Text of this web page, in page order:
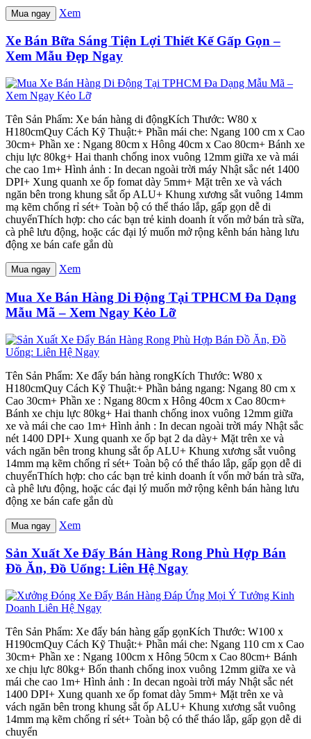
Mua ngay Xem
Xe Bán Bữa Sáng Tiện Lợi Thiết Kế Gấp Gọn –
Xem Mẫu Đẹp Ngay
Tên Sản Phẩm: Xe bán hàng di độngKích Thước: W80 x
H180cmQuy Cách Kỹ Thuật:+ Phần mái che: Ngang 100 cm x Cao
30cm+ Phần xe : Ngang 80cm x Hông 40cm x Cao 80cm+ Bánh xe
chịu lực 80kg+ Hai thanh chống inox vuông 12mm giữa xe và mái
che cao 1m+ Hình ảnh : In decan ngoài trời máy Nhật sắc nét 1400
DPI+ Xung quanh xe ốp fomat dày 5mm+ Mặt trên xe và vách
ngăn bên trong khung sắt ốp ALU+ Khung xương sắt vuông 14mm
mạ kẽm chống rỉ sét+ Toàn bộ có thể tháo lắp, gấp gọn dễ di
chuyểnThích hợp: cho các bạn trẻ kinh doanh ít vốn mở bán trà sữa,
cà phê lưu động, hoặc các đại lý muốn mở rộng kênh bán hàng lưu
động xe bán cafe gắn dù
Mua ngay Xem
Mua Xe Bán Hàng Di Động Tại TPHCM Đa Dạng
Mẫu Mã – Xem Ngay Kẻo Lỡ
Tên Sản Phẩm: Xe đẩy bán hàng rongKích Thước: W80 x
H180cmQuy Cách Kỹ Thuật:+ Phần bảng ngang: Ngang 80 cm x
Cao 30cm+ Phần xe : Ngang 80cm x Hông 40cm x Cao 80cm+
Bánh xe chịu lực 80kg+ Hai thanh chống inox vuông 12mm giữa
xe và mái che cao 1m+ Hình ảnh : In decan ngoài trời máy Nhật sắc
nét 1400 DPI+ Xung quanh xe ốp bạt 2 da dày+ Mặt trên xe và
vách ngăn bên trong khung sắt ốp ALU+ Khung xương sắt vuông
14mm mạ kẽm chống rỉ sét+ Toàn bộ có thể tháo lắp, gấp gọn dễ di
chuyểnThích hợp: cho các bạn trẻ kinh doanh ít vốn mở bán trà sữa,
cà phê lưu động, hoặc các đại lý muốn mở rộng kênh bán hàng lưu
động xe bán cafe gắn dù
Mua ngay Xem
Sản Xuất Xe Đẩy Bán Hàng Rong Phù Hợp Bán
Đồ Ăn, Đồ Uống: Liên Hệ Ngay
Tên Sản Phẩm: Xe đẩy bán hàng gấp gọnKích Thước: W100 x
H190cmQuy Cách Kỹ Thuật:+ Phần mái che: Ngang 110 cm x Cao
30cm+ Phần xe : Ngang 100cm x Hông 50cm x Cao 80cm+ Bánh
xe chịu lực 80kg+ Bốn thanh chống inox vuông 12mm giữa xe và
mái che cao 1m+ Hình ảnh : In decan ngoài trời máy Nhật sắc nét
1400 DPI+ Xung quanh xe ốp fomat dày 5mm+ Mặt trên xe và
vách ngăn bên trong khung sắt ốp ALU+ Khung xương sắt vuông
14mm mạ kẽm chống rỉ sét+ Toàn bộ có thể tháo lắp, gấp gọn dễ di
chuyển